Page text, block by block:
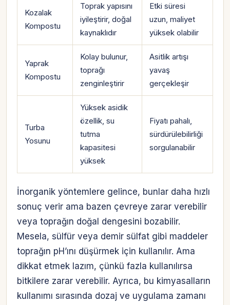
Kozalak
Kompostu
Toprak yapısını
iyileştirir, doğal
kaynaklıdır
Etki süresi
uzun, maliyet
yüksek olabilir
Yaprak
Kompostu
Kolay bulunur,
toprağı
zenginleştirir
Asitlik artışı
yavaş
gerçekleşir
Turba
Yosunu
Yüksek asidik
özellik, su
tutma
kapasitesi
yüksek
Fiyatı pahalı,
sürdürülebilirliği
sorgulanabilir
İnorganik yöntemlere gelince, bunlar daha hızlı
sonuç verir ama bazen çevreye zarar verebilir
veya toprağın doğal dengesini bozabilir.
Mesela, sülfür veya demir sülfat gibi maddeler
toprağın pH’ını düşürmek için kullanılır. Ama
dikkat etmek lazım, çünkü fazla kullanılırsa
bitkilere zarar verebilir. Ayrıca, bu kimyasalların
kullanımı sırasında dozaj ve uygulama zamanı